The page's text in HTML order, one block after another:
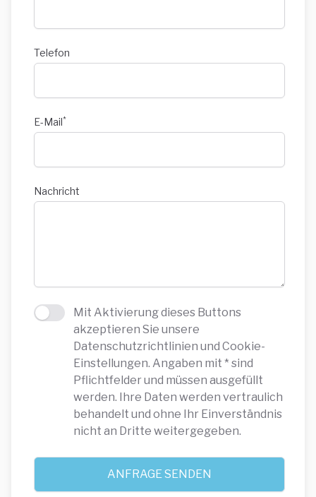
Telefon
E-Mail*
Nachricht
Agree to policies
Mit Aktivierung dieses Buttons
akzeptieren Sie unsere
Datenschutzrichtlinien und Cookie-
Einstellungen. Angaben mit * sind
Pflichtfelder und müssen ausgefüllt
werden. Ihre Daten werden vertraulich
behandelt und ohne Ihr Einverständnis
nicht an Dritte weitergegeben.
ANFRAGE SENDEN